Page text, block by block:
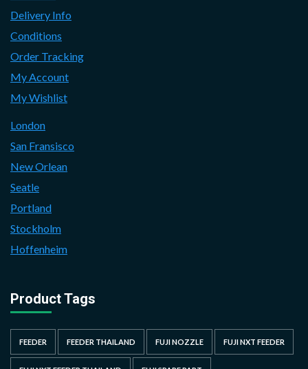
Delivery Info
Conditions
Order Tracking
My Account
My Wishlist
London
San Fransisco
New Orlean
Seatle
Portland
Stockholm
Hoffenheim
Product Tags
FEEDER FEEDER THAILAND FUJI NOZZLE FUJI NXT FEEDER